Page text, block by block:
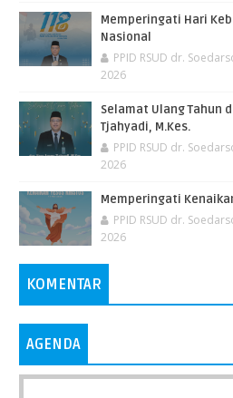
Memperingati Hari
Nasional
PPID RSUD dr.
2026
Selamat Ulang Tahun
Tjahyadi, M.Kes.
PPID RSUD dr.
2026
Memperingati
PPID RSUD dr.
2026
KOMENTAR
AGENDA